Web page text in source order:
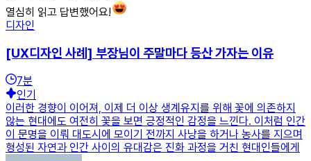
열심히 읽고 답변했어요!
디자인
[UX디자인 사례] 부장님이 주말마다 등산 가자는 이유
7분
인기
이러한 경향이 이어져, 이제 더 이상 생계유지를 위해 꽃에 의존하지
않는 현대에도 여전히 꽃을 보면 긍정적인 감정을 느낀다. 이처럼 인간
이 문명을 이뤄 대도시에 모이기 전까지 사냥을 하거나 농사를 지으며
형성된 자연과 인간 사이의 유대감은 진화 과정을 거친 현대인들에게